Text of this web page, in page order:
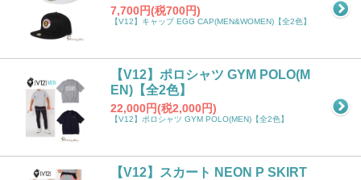
7,700円(税700円)
【V12】キャップ EGG CAP(MEN&WOMEN)【全2色】
【V12】ポロシャツ GYM POLO(M
EN)【全2色】
22,000円(税2,000円)
【V12】ポロシャツ GYM POLO(MEN)【全2色】
【V12】スカート NEON P SKIRT